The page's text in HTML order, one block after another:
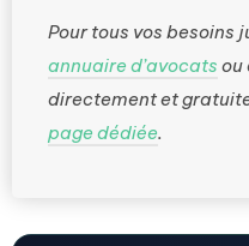
Pour tous vos besoins
annuaire d’avocats ou
directement et
page dédiée.